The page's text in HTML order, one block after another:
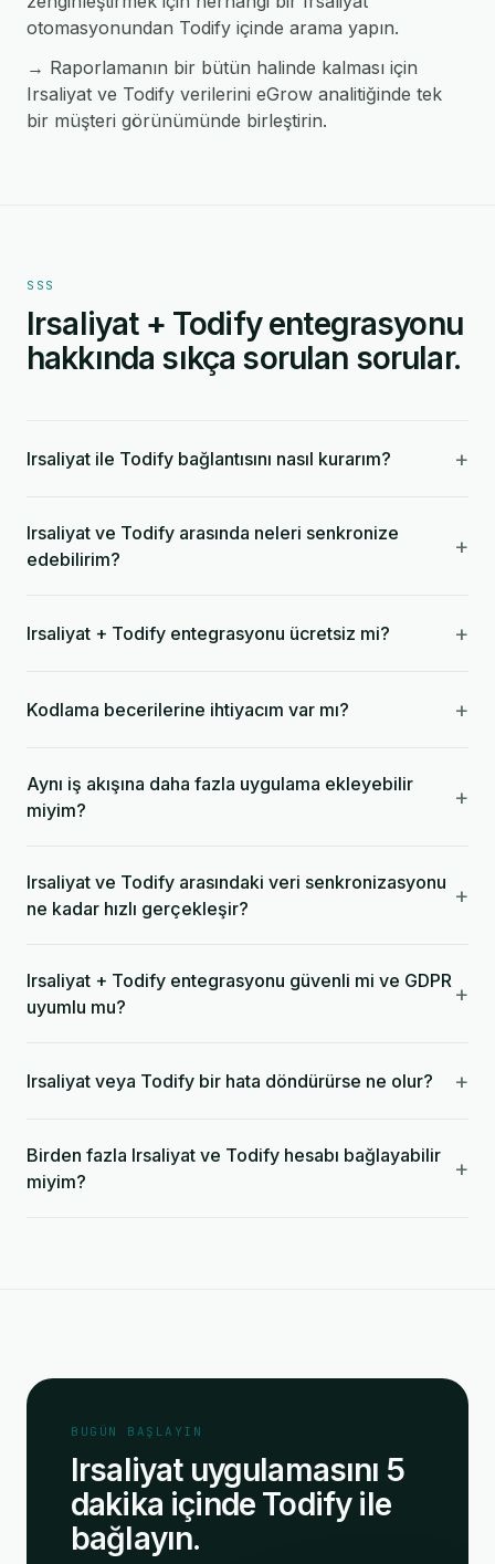
otomasyonundan Todify içinde arama yapın.
→ Raporlamanın bir bütün halinde kalması için
Irsaliyat ve Todify verilerini eGrow analitiğinde tek
bir müşteri görünümünde birleştirin.
SSS
Irsaliyat + Todify entegrasyonu
hakkında sıkça sorulan sorular.
Irsaliyat ile Todify bağlantısını nasıl kurarım? +
Irsaliyat ve Todify arasında neleri senkronize
edebilirim?
+
Irsaliyat + Todify entegrasyonu ücretsiz mi? +
Kodlama becerilerine ihtiyacım var mı? +
Aynı iş akışına daha fazla uygulama ekleyebilir
miyim?
+
Irsaliyat ve Todify arasındaki veri senkronizasyonu
ne kadar hızlı gerçekleşir?
+
Irsaliyat + Todify entegrasyonu güvenli mi ve GDPR
uyumlu mu?
+
Irsaliyat veya Todify bir hata döndürürse ne olur? +
Birden fazla Irsaliyat ve Todify hesabı bağlayabilir
miyim?
+
BUGÜN BAŞLAYIN
Irsaliyat uygulamasını 5
dakika içinde Todify ile
bağlayın.